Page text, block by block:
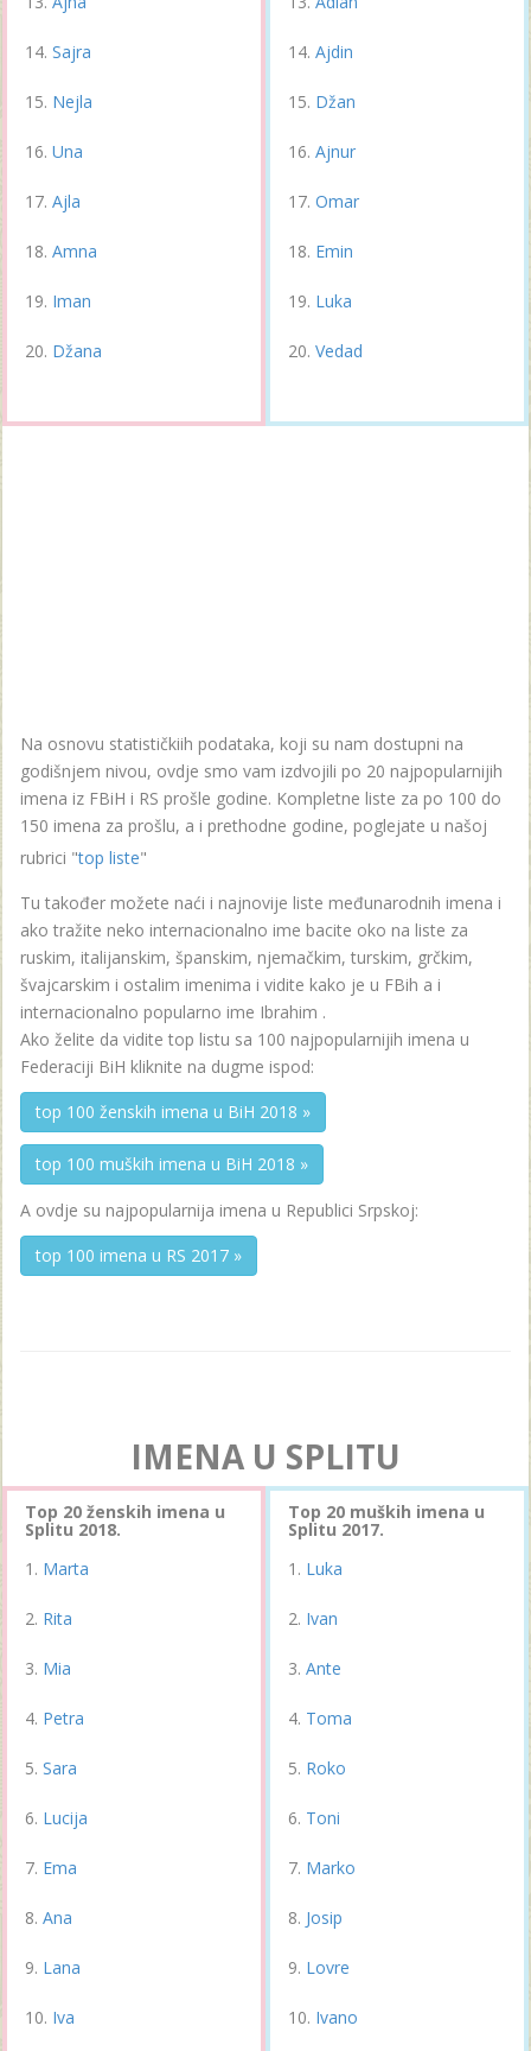
Sajra
Nejla
Una
Ajla
Amna
Iman
Džana
Ajdin
Džan
Ajnur
Omar
Emin
Luka
Vedad
Na osnovu statističkiih podataka, koji su nam dostupni na
godišnjem nivou, ovdje smo vam izdvojili po 20 najpopularnijih
imena iz FBiH i RS prošle godine. Kompletne liste za po 100 do
150 imena za prošlu, a i prethodne godine, poglejate u našoj
rubrici "top liste"
Tu također možete naći i najnovije liste međunarodnih imena i
ako tražite neko internacionalno ime bacite oko na liste za
ruskim, italijanskim, španskim, njemačkim, turskim, grčkim,
švajcarskim i ostalim imenima i vidite kako je u FBih a i
internacionalno popularno ime Ibrahim .
Ako želite da vidite top listu sa 100 najpopularnijih imena u
Federaciji BiH kliknite na dugme ispod:
top 100 ženskih imena u BiH 2018 »
top 100 muških imena u BiH 2018 »
A ovdje su najpopularnija imena u Republici Srpskoj:
top 100 imena u RS 2017 »
IMENA U SPLITU
Top 20 ženskih imena u
Splitu 2018.
Marta
Rita
Mia
Petra
Sara
Lucija
Ema
Ana
Lana
Iva
Top 20 muških imena u
Splitu 2017.
Luka
Ivan
Ante
Toma
Roko
Toni
Marko
Josip
Lovre
Ivano